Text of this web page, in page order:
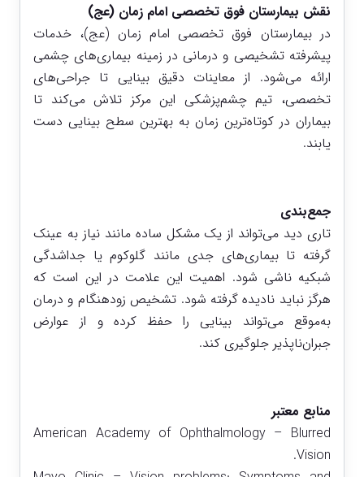
نقش بیمارستان فوق تخصصی امام زمان (عج)
در بیمارستان فوق تخصصی امام زمان (عج)، خدمات
پیشرفته تشخیصی و درمانی در زمینه بیماری‌های چشمی
ارائه می‌شود. از معاینات دقیق بینایی تا جراحی‌های
تخصصی، تیم چشم‌پزشکی این مرکز تلاش می‌کند تا
بیماران در کوتاه‌ترین زمان به بهترین سطح بینایی دست
یابند.
جمع‌بندی
تاری دید می‌تواند از یک مشکل ساده مانند نیاز به عینک
گرفته تا بیماری‌های جدی مانند گلوکوم یا جداشدگی
شبکیه ناشی شود. اهمیت این علامت در این است که
هرگز نباید نادیده گرفته شود. تشخیص زودهنگام و درمان
به‌موقع می‌تواند بینایی را حفظ کرده و از عوارض
جبران‌ناپذیر جلوگیری کند.
منابع معتبر
American Academy of Ophthalmology – Blurred
Vision.